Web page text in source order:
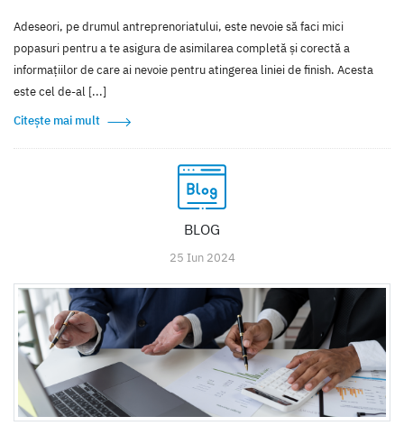
Adeseori, pe drumul antreprenoriatului, este nevoie să faci mici
popasuri pentru a te asigura de asimilarea completă și corectă a
informațiilor de care ai nevoie pentru atingerea liniei de finish. Acesta
este cel de-al [...]
Citește mai mult
BLOG
25 Iun 2024